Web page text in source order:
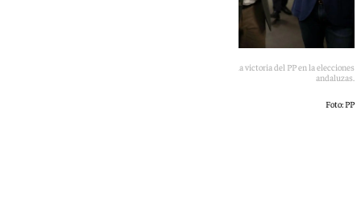
Rocío Díaz, Marifrán Carazo y Francis Rodríguez celebran la victoria del PP en la elecciones
andaluzas.
Foto: PP